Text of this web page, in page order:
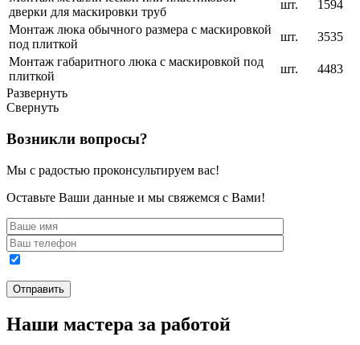
дверки для маскировки труб
шт.
1594
Монтаж люка обычного размера с маскировкой
под плиткой
шт.
3535
Монтаж габаритного люка с маскировкой под
плиткой
шт.
4483
Развернуть
Свернуть
Возникли вопросы?
Мы с радостью проконсультируем вас!
Оставьте Ваши данные и мы свяжемся с Вами!
Наши мастера за работой